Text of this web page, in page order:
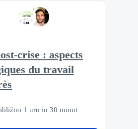
crise : aspects
du travail
1 uro in 30 minut